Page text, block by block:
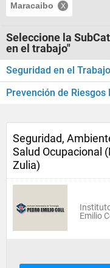
Maracaibo
Seleccione la
en el trabajo"
Seguridad en el Trabajo
Prevención de Riesgos
Seguridad,
Salud Ocupacional
Zulia)
Emilio